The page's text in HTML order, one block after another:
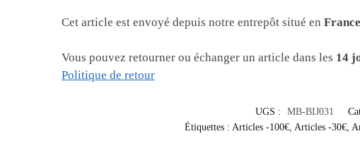
Cet article est envoyé depuis notre entrepôt situé enFrance
Vous pouvez retourner ou échanger un article dans les 14
Politique de retour
UGS : MB-BIJ031
Étiquettes : Articles -100€ Articles -30€